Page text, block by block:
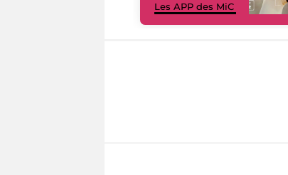
Les APP des MiC